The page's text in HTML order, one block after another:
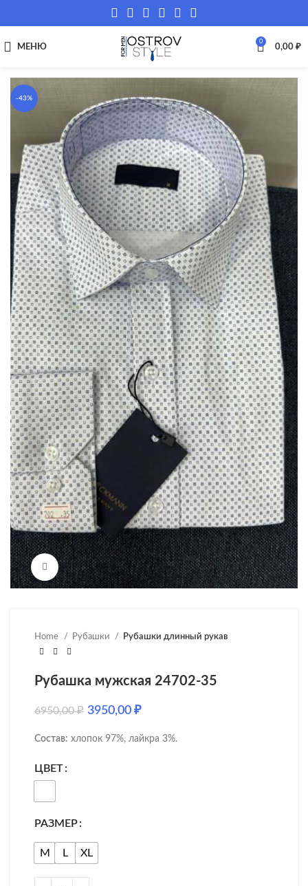
МЕНЮ
0
0,00 ₽
-43%
Нажмите, чтобы увеличить
Home Рубашки Рубашки длинный рукав
Рубашка мужская 24702-35
6950,00₽ 3950,00 ₽
Состав: хлопок 97%, лайкра 3%.
ЦВЕТ
РАЗМЕР
M L XL